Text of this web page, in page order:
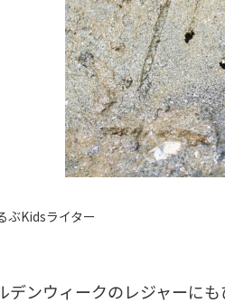
ぶKidsライター
デンウィークのレジャーに